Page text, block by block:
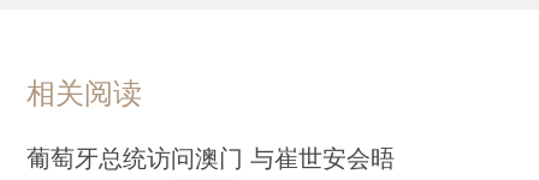
相关阅读
葡萄牙总统访问澳门 与崔世安会晤